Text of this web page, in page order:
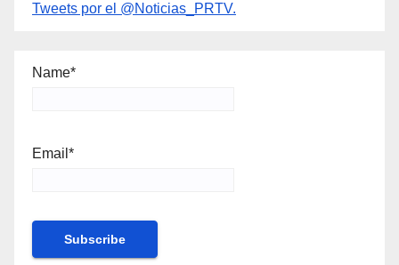
Tweets por el @Noticias_PRTV.
Name*
Email*